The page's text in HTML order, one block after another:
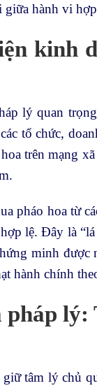
hành vi
kinh
lý quan
tổ chức,
trên mạng
pháo hoa từ
lệ. Đây là
minh được
hành chính
pháp
tâm lý chủ